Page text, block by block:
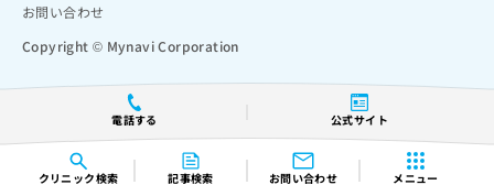
クリニック検索 記事検索 お問い合わせ メニュー
電話する 公式サイト
お問い合わせ
Copyright © Mynavi Corporation